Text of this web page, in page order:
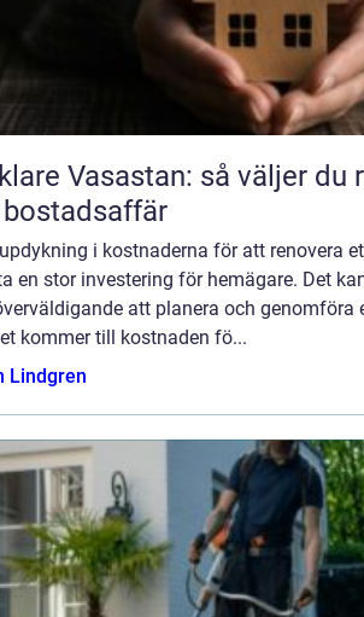
Vasastan: så väljer du
i kostnaderna för att renovera
en stor investering för hemägare. Det
att planera och genomföra
kommer till kostnaden fö...
Lindgren